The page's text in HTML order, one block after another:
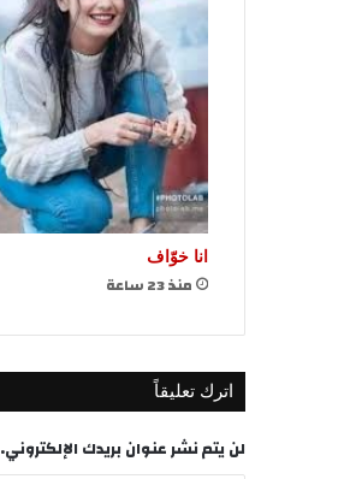
انا خوّاف
منذ 23 ساعة
اترك تعليقاً
لن يتم نشر عنوان بريدك الإلكتروني.